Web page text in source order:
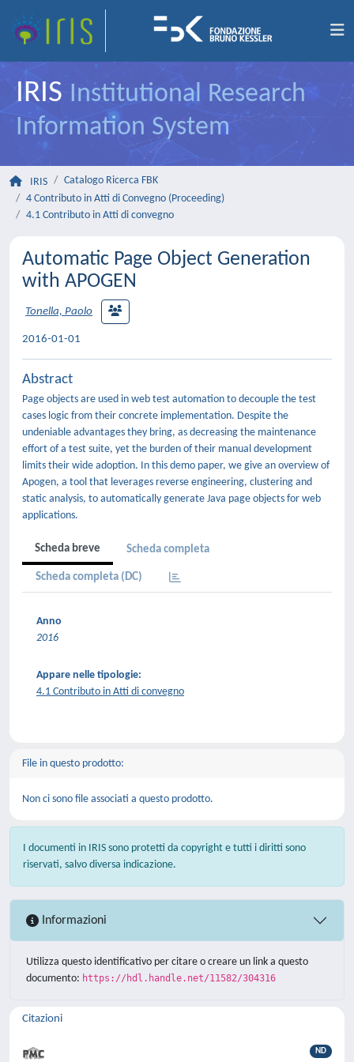
IRIS Institutional Research
Information System
IRIS
Catalogo Ricerca FBK
4 Contributo in Atti di Convegno (Proceeding)
4.1 Contributo in Atti di convegno
Automatic Page Object Generation
with APOGEN
Tonella, Paolo
2016-01-01
Abstract
Page objects are used in web test automation to decouple the test
cases logic from their concrete implementation. Despite the
undeniable advantages they bring, as decreasing the maintenance
effort of a test suite, yet the burden of their manual development
limits their wide adoption. In this demo paper, we give an overview of
Apogen, a tool that leverages reverse engineering, clustering and
static analysis, to automatically generate Java page objects for web
applications.
Scheda breve Scheda completa
Scheda completa (DC)
Anno
2016
Appare nelle tipologie:
4.1 Contributo in Atti di convegno
File in questo prodotto:
Non ci sono file associati a questo prodotto.
I documenti in IRIS sono protetti da copyright e tutti i diritti sono
riservati, salvo diversa indicazione.
Informazioni
Utilizza questo identificativo per citare o creare un link a questo
documento: https://hdl.handle.net/11582/304316
Citazioni
ND